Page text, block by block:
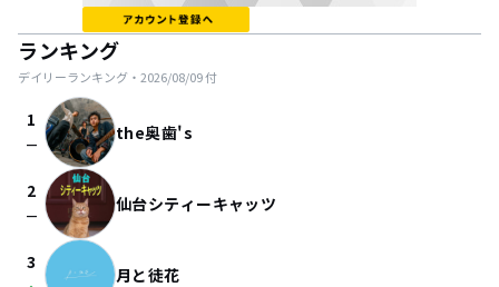
ランキング
デイリーランキング・ 2026/08/09付
1
check_indeterminate_small the奥歯's
2
check_indeterminate_small 仙台シティーキャッツ
3
月と徒花